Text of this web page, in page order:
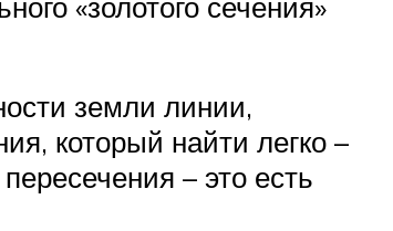
земли линии,
который найти легко –
– это есть